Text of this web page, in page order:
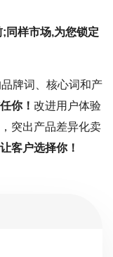
同样市场,为您锁定
牌词、核心词和产
你！ 改进用户体验
突出产品差异化卖
让客户选择你！